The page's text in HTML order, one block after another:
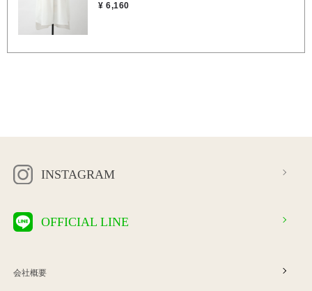
¥ 6,160
INSTAGRAM
OFFICIAL LINE
会社概要